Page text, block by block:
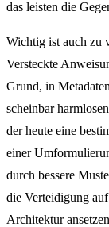
das leisten die
Wichtig ist auch zu
Versteckte
Grund, in
scheinbar
der heute eine
einer
durch bessere
die Verteidigung
Architektur